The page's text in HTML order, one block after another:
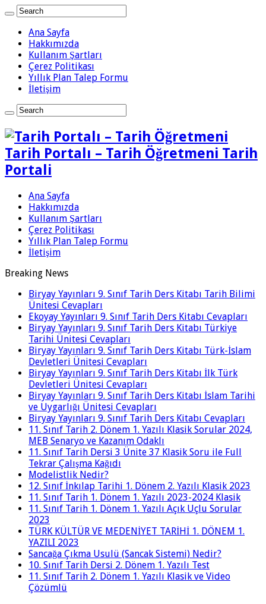
Ana Sayfa
Hakkımızda
Kullanım Şartları
Çerez Politikası
Yıllık Plan Talep Formu
İletişim
Tarih Portalı – Tarih Öğretmeni Tarih
Portali
Ana Sayfa
Hakkımızda
Kullanım Şartları
Çerez Politikası
Yıllık Plan Talep Formu
İletişim
Breaking News
Biryay Yayınları 9. Sınıf Tarih Ders Kitabı Tarih Bilimi
Ünitesi Cevapları
Ekoyay Yayınları 9. Sınıf Tarih Ders Kitabı Cevapları
Biryay Yayınları 9. Sınıf Tarih Ders Kitabı Türkiye
Tarihi Ünitesi Cevapları
Biryay Yayınları 9. Sınıf Tarih Ders Kitabı Türk-İslam
Devletleri Ünitesi Cevapları
Biryay Yayınları 9. Sınıf Tarih Ders Kitabı İlk Türk
Devletleri Ünitesi Cevapları
Biryay Yayınları 9. Sınıf Tarih Ders Kitabı İslam Tarihi
ve Uygarlığı Ünitesi Cevapları
Biryay Yayınları 9. Sınıf Tarih Ders Kitabı Cevapları
11. Sınıf Tarih 2. Dönem 1. Yazılı Klasik Sorular 2024,
MEB Senaryo ve Kazanım Odaklı
11. Sınıf Tarih Dersi 3 Ünite 37 Klasik Soru ile Full
Tekrar Çalışma Kağıdı
Modelistlik Nedir?
12. Sınıf İnkılap Tarihi 1. Dönem 2. Yazılı Klasik 2023
11. Sınıf Tarih 1. Dönem 1. Yazılı 2023-2024 Klasik
11. Sınıf Tarih 1. Dönem 1. Yazılı Açık Uçlu Sorular
2023
TÜRK KÜLTÜR VE MEDENİYET TARİHİ 1. DÖNEM 1.
YAZILI 2023
Sancağa Çıkma Usulü (Sancak Sistemi) Nedir?
10. Sınıf Tarih Dersi 2. Dönem 1. Yazılı Test
11. Sınıf Tarih 2. Dönem 1. Yazılı Klasik ve Video
Çözümlü